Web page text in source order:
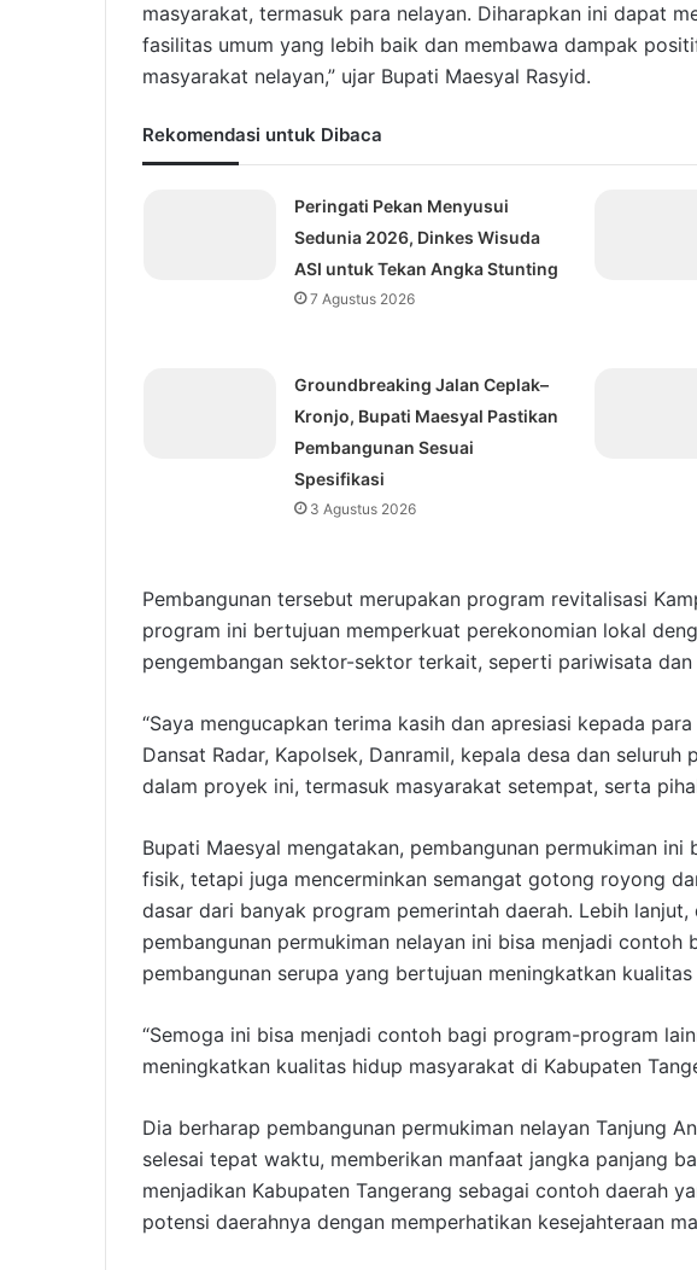
masyarakat, termasuk para nelayan. Diharapkan ini dapat
fasilitas umum yang lebih baik dan membawa dampak
masyarakat nelayan,” ujar Bupati Maesyal Rasyid.
Rekomendasi untuk Dibaca
Peringati Pekan Menyusui
Sedunia 2026, Dinkes Wisuda
ASI untuk Tekan Angka Stunting
7 Agustus 2026
Groundbreaking Jalan Ceplak–
Kronjo, Bupati Maesyal Pastikan
Pembangunan Sesuai
Spesifikasi
3 Agustus 2026
Pembangunan tersebut merupakan program revitalisasi
program ini bertujuan memperkuat perekonomian lokal
pengembangan sektor-sektor terkait, seperti pariwisata dan
“Saya mengucapkan terima kasih dan apresiasi kepada
Dansat Radar, Kapolsek, Danramil, kepala desa dan
dalam proyek ini, termasuk masyarakat setempat, serta
Bupati Maesyal mengatakan, pembangunan permukiman
fisik, tetapi juga mencerminkan semangat gotong royong
dasar dari banyak program pemerintah daerah. Lebih
pembangunan permukiman nelayan ini bisa menjadi contoh
pembangunan serupa yang bertujuan meningkatkan
“Semoga ini bisa menjadi contoh bagi program-program
meningkatkan kualitas hidup masyarakat di Kabupaten
Dia berharap pembangunan permukiman nelayan Tanjung
selesai tepat waktu, memberikan manfaat jangka panjang
menjadikan Kabupaten Tangerang sebagai contoh daerah
potensi daerahnya dengan memperhatikan kesejahteraan